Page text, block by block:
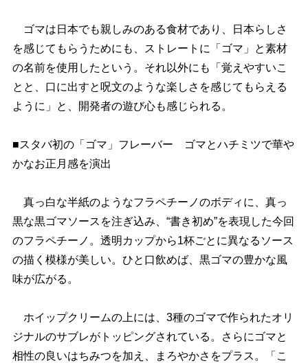
ゴマは日本でも親しみのある食材であり、日本らしさ
を感じてもらうためにも、ストレートに「ゴマ」と素材
の名前を使用したという。それ以外にも「覚えやすいこ
とと、口に出すと呪文のような楽しさを感じてもらえる
ように」と、開発者の遊び心も感じられる。
■スタバ初の「ゴマ」フレーバー ゴマとハチミツで華
かなお正月感を演出
真っ白な半紙のようなフラペチーノのボディに、真っ
黒な黒ゴマソースを注ぎ込み、“書き初め”を表現した今回
のフラペチーノ。透明カップから1杯ごとに異なるソース
の描く模様が美しい。ひと口飲めば、黒ゴマの豊かな風
味が広がる。
ホイップクリームの上には、3種のゴマで作られたオリ
ジナルのサブレがトッピングされている。さらにゴマと
相性の良いはちみつを加え、まろやかさをプラス。「こ